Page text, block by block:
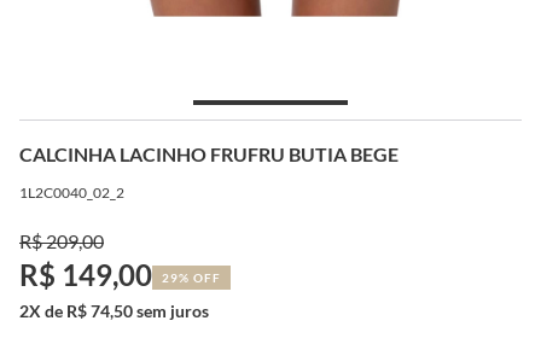
CALCINHA LACINHO FRUFRU BUTIA BEGE
1L2C0040_02_2
R$ 209,00
R$ 149,00 29% OFF
2X de R$ 74,50 sem juros